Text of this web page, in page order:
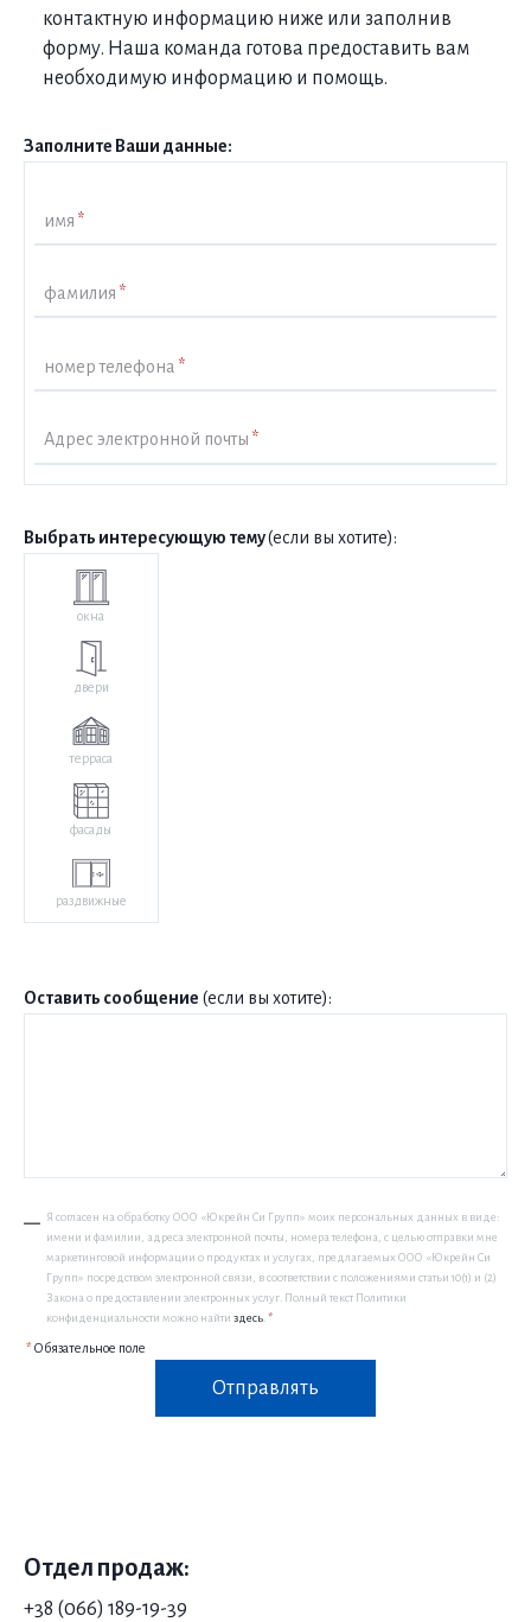
контактную информацию ниже или заполнив
форму. Наша команда готова предоставить вам
необходимую информацию и помощь.
Заполните Ваши данные:
имя *
фамилия *
номер телефона *
Адрес электронной почты *
Выбрать интересующую тему(если вы хотите):
окна
двери
терраса
фасады
раздвижные
Оставить сообщение (если вы хотите):
Я согласен на обработку ООО «Юкрейн Си Групп» моих персональных данных в виде:
имени и фамилии, адреса электронной почты, номера телефона, с целью отправки мне
маркетинговой информации о продуктах и услугах, предлагаемых ООО «Юкрейн Си
Групп» посредством электронной связи, в соответствии с положениями статьи 10(1) и (2)
Закона о предоставлении электронных услуг. Полный текст Политики
конфиденциальности можно найти здесь. *
* Обязательное поле
Отправлять
Отдел продаж:
+38 (066) 189-19-39